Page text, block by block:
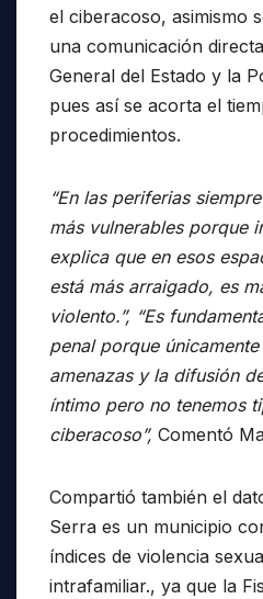
el ciberacoso, asimismo
una comunicación
General del Estado y la
pues así se acorta el
procedimientos.
“En las periferias
más vulnerables porque
explica que en esos
está más arraigado, es
violento.”, “Es
penal porque
amenazas y la difusión
íntimo pero no tenemos
ciberacoso”, Comentó
Compartió también el
Serra es un municipio
índices de violencia
intrafamiliar., ya que la